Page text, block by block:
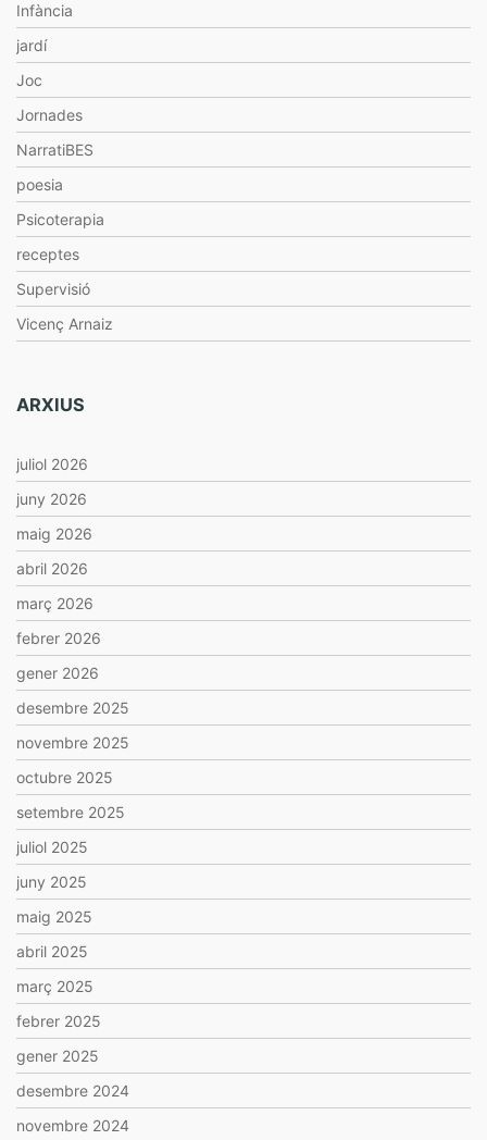
Infància
jardí
Joc
Jornades
NarratiBES
poesia
Psicoterapia
receptes
Supervisió
Vicenç Arnaiz
ARXIUS
juliol 2026
juny 2026
maig 2026
abril 2026
març 2026
febrer 2026
gener 2026
desembre 2025
novembre 2025
octubre 2025
setembre 2025
juliol 2025
juny 2025
maig 2025
abril 2025
març 2025
febrer 2025
gener 2025
desembre 2024
novembre 2024